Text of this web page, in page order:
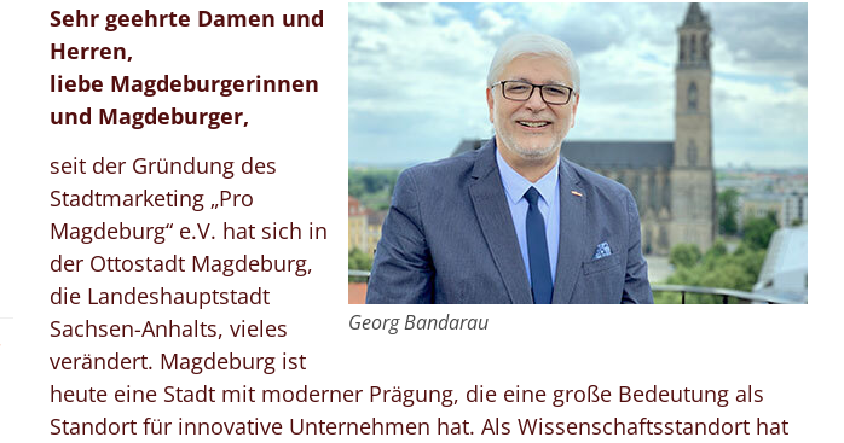
Georg Bandarau
Sehr geehrte Damen und
Herren,
liebe Magdeburgerinnen
und Magdeburger,
seit der Gründung des
Stadtmarketing „Pro
Magdeburg“ e.V. hat sich in
der Ottostadt Magdeburg,
die Landeshauptstadt
Sachsen-Anhalts, vieles
verändert. Magdeburg ist
heute eine Stadt mit moderner Prägung, die eine große Bedeutung als
Standort für innovative Unternehmen hat. Als Wissenschaftsstandort hat